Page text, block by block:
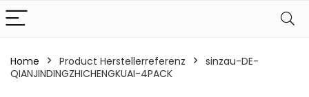
Home Product Herstellerreferenz
‎sinzau-DE-
QIANJINDINGZHICHENGKUAI-4PACK